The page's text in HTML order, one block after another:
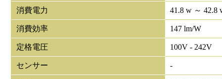
消費電力 41.8 w ～ 42.8
消費効率 147 lm/W
定格電圧 100V - 242V
センサー -